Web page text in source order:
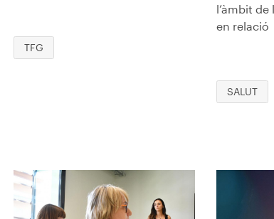
TFG
l’àmbit
en relació
SALUT
Imagen